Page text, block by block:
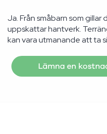
Ja. Från småbarn som gillar
uppskattar hantverk.
kan vara utmanande att ta
Lämna en